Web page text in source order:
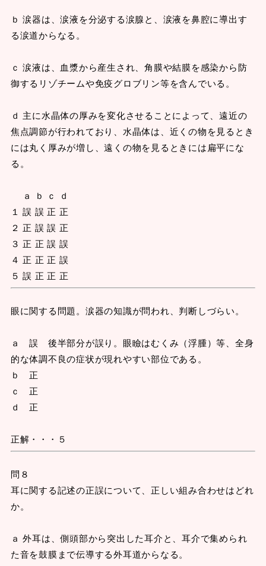
ｂ 涙器は、涙液を分泌する涙腺と、涙液を鼻腔に導出す
る涙道からなる。
ｃ 涙液は、血漿から産生され、角膜や結膜を感染から防
御するリゾチームや免疫グロブリン等を含んでいる。
ｄ 主に水晶体の厚みを変化させることによって、遠近の
焦点調節が行われており、水晶体は、近くの物を見るとき
には丸く厚みが増し、遠くの物を見るときには扁平にな
る。
ａ ｂ ｃ ｄ
１ 誤 誤 正 正
２ 正 誤 誤 正
３ 正 正 誤 誤
４ 正 正 正 誤
５ 誤 正 正 正
眼に関する問題。涙器の知識が問われ、判断しづらい。
ａ 誤 後半部分が誤り。眼瞼はむくみ（浮腫）等、全身
的な体調不良の症状が現れやすい部位である。
ｂ 正
ｃ 正
ｄ 正
正解・・・５
問８
耳に関する記述の正誤について、正しい組み合わせはどれ
か。
ａ 外耳は、側頭部から突出した耳介と、耳介で集められ
た音を鼓膜まで伝導する外耳道からなる。